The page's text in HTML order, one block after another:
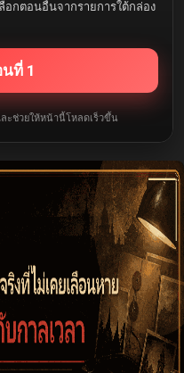
อกตอนอื่นจากรายการใต้กล่อง
ที่ 1
ะช่วยให้หน้านี้โหลดเร็วขึ้น